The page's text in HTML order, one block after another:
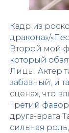
Кадр из
дракона»/
Второй мой
который
Лицы. Актер
забавный, и
сценах, что
Третий
друга-врага
сильная